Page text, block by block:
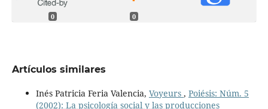
0 0
Artículos similares
Inés Patricia Feria Valencia, Voyeurs , Poiésis: Núm. 5
(2002): La psicología social y las producciones